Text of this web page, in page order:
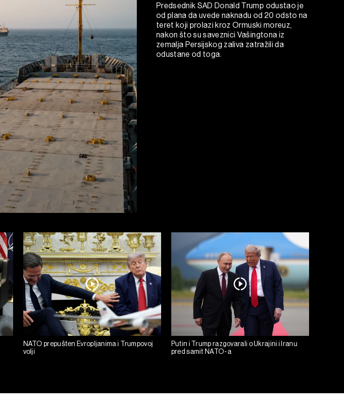
Predsednik SAD Donald Trump odustao je
od plana da uvede naknadu od 20 odsto na
teret koji prolazi kroz Ormuski moreuz,
nakon što su saveznici Vašingtona iz
zemalja Persijskog zaliva zatražili da
odustane od toga.
NATO prepušten Evropljanima i Trumpovoj
volji
Putin i Trump razgovarali o Ukrajini i Iranu
pred samit NATO-a